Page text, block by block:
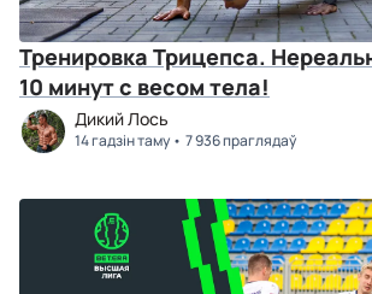
Тренировка Трицепса.
10 минут с весом тела!
Дикий Лось
14 гадзін таму 7 936 праглядаў